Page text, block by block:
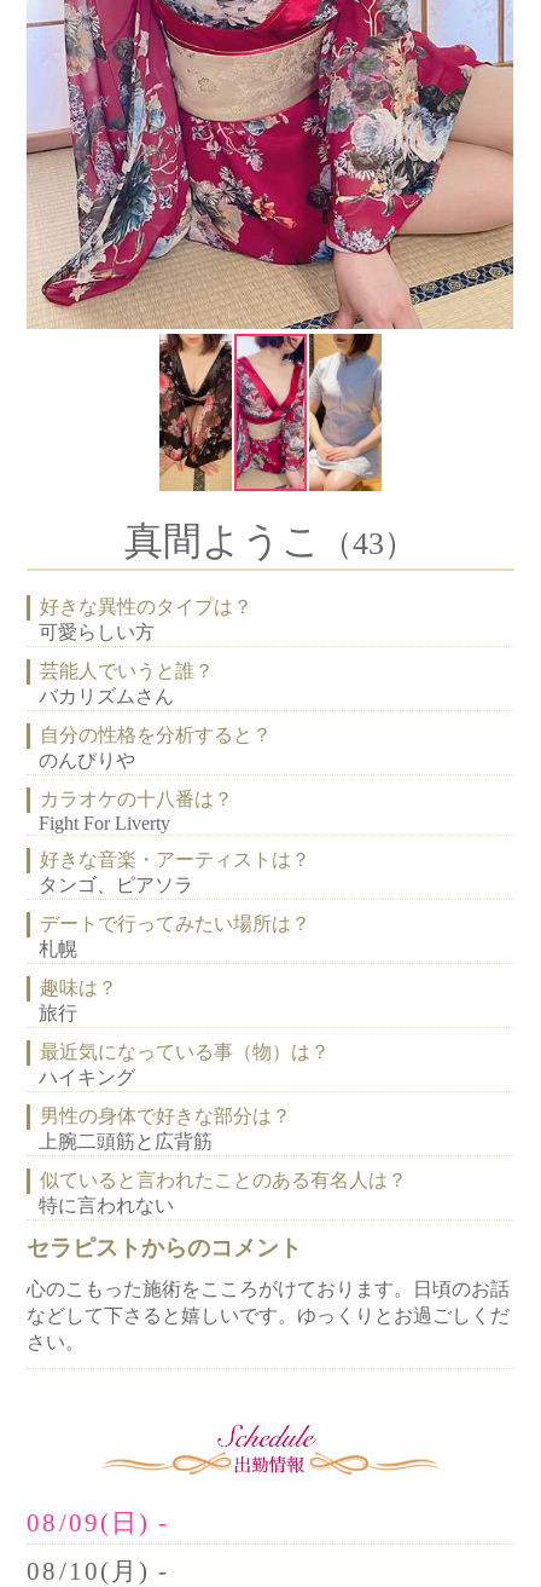
真間ようこ （43）
好きな異性のタイプは？
可愛らしい方
芸能人でいうと誰？
バカリズムさん
自分の性格を分析すると？
のんびりや
カラオケの十八番は？
Fight For Liverty
好きな音楽・アーティストは？
タンゴ、ピアソラ
デートで行ってみたい場所は？
札幌
趣味は？
旅行
最近気になっている事（物）は？
ハイキング
男性の身体で好きな部分は？
上腕二頭筋と広背筋
似ていると言われたことのある有名人は？
特に言われない
セラピストからのコメント
心のこもった施術をこころがけております。日頃のお話
などして下さると嬉しいです。ゆっくりとお過ごしくだ
さい。
08/09(日) -
08/10(月) -